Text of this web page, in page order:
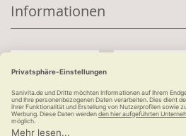
Informationen